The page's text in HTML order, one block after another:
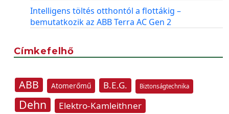
Intelligens töltés otthontól a flottákig –
bemutatkozik az ABB Terra AC Gen 2
Címkefelhő
ABB Atomerőmű B.E.G. Biztonságtechnika
Dehn
Elektro-Kamleithner